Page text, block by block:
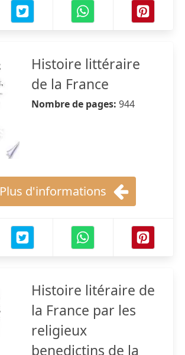
Histoire littéraire
de la France
Nombre de pages: 944
Plus d'informations
Histoire litéraire de
la France par les
religieux
benedictins de la